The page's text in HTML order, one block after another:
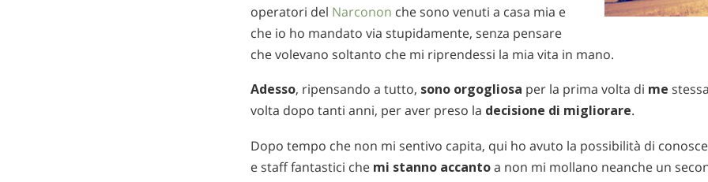
operatori del Narconon che sono venuti a casa mia e
che io ho mandato via stupidamente, senza pensare
che volevano soltanto che mi riprendessi la mia vita in mano.
Adesso, ripensando a tutto, sono orgogliosa per la prima volta di me
volta dopo tanti anni, per aver preso la decisione di migliorare.
Dopo tempo che non mi sentivo capita, qui ho avuto la possibilità di
e staff fantastici che mi stanno accantoa non mi mollano neanche un